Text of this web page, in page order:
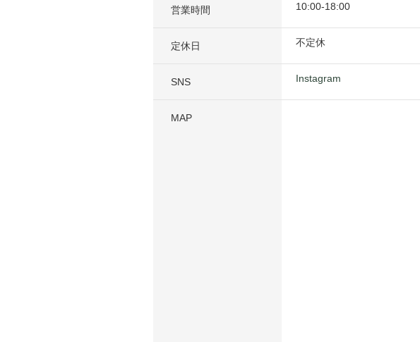
営業時間 10:00-18:00
定休日 不定休
SNS Instagram
MAP